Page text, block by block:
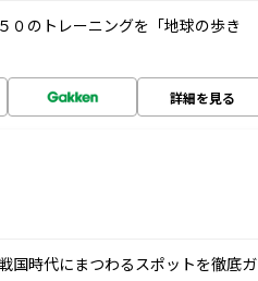
０のトレーニングを「地球の歩き
詳細を見る
国時代にまつわるスポットを徹底ガ